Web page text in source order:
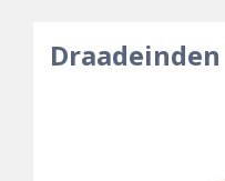
Draadeinden